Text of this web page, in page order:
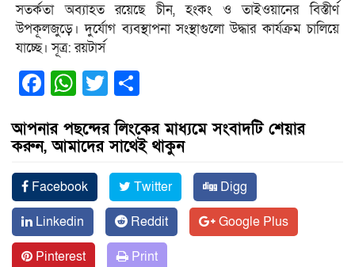
সতর্কতা অব্যাহত রয়েছে চীন, হংকং ও তাইওয়ানের বিস্তীর্ণ
উপকূলজুড়ে। দুর্যোগ ব্যবস্থাপনা সংস্থাগুলো উদ্ধার কার্যক্রম চালিয়ে
যাচ্ছে। সূত্র: রয়টার্স
Facebook
WhatsApp
Twitter
আপনার পছন্দের লিংকের মাধ্যমে সংবাদটি শেয়ার
করুন, আমাদের সাথেই থাকুন
Facebook Twitter
Digg
Linkedin
Reddit
Google Plus
Pinterest
Print